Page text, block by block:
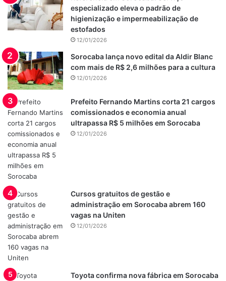
especializado eleva o padrão de
higienização e impermeabilização de
estofados
12/01/2026
Sorocaba lança novo edital da Aldir Blanc
com mais de R$ 2,6 milhões para a cultura
12/01/2026
Prefeito Fernando Martins corta 21 cargos
comissionados e economia anual
ultrapassa R$ 5 milhões em Sorocaba
12/01/2026
Cursos gratuitos de gestão e
administração em Sorocaba abrem 160
vagas na Uniten
12/01/2026
Toyota confirma nova fábrica em Sorocaba